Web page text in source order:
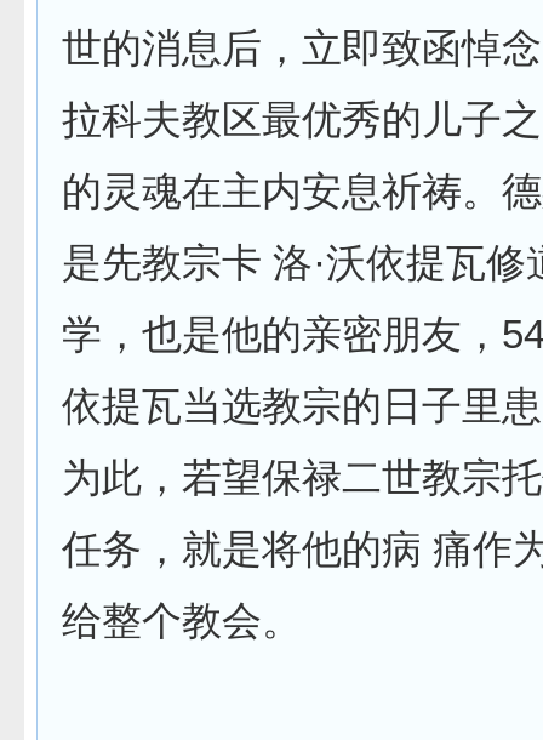
世的消息后，立即致函悼
拉科夫教区最优秀的儿子
的灵魂在主内安息祈祷。
是先教宗卡 洛·沃依提瓦修
学，也是他的亲密朋友，
依提瓦当选教宗的日子里
为此，若望保禄二世教宗
任务，就是将他的病 痛作
给整个教会。